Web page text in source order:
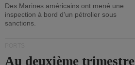
Des Marines américains ont mené une
inspection à bord d'un pétrolier sous
sanctions.
Au deuxième trimestre